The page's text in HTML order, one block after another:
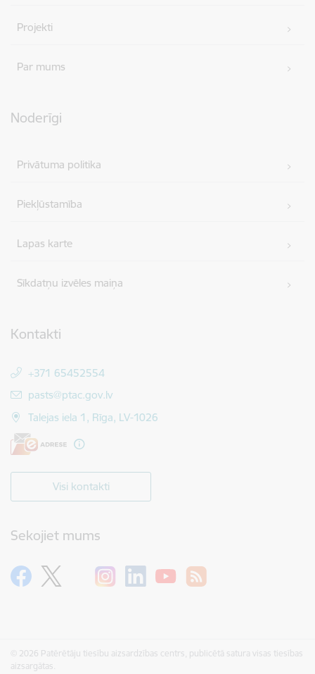
Projekti
Par mums
Noderīgi
Privātuma politika
Piekļūstamība
Lapas karte
Sīkdatņu izvēles maiņa
Kontakti
+371 65452554
E-pasts:
pasts@ptac.gov.lv
Talejas iela 1, Rīga, LV-1026
Visi kontakti
Sekojiet mums
© 2026 Patērētāju tiesību aizsardzības centrs, publicētā satura visas tiesības
aizsargātas.